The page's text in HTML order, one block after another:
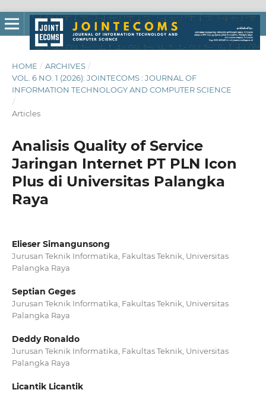
HOME / ARCHIVES /
VOL. 6 NO. 1 (2026): JOINTECOMS : JOURNAL OF
INFORMATION TECHNOLOGY AND COMPUTER SCIENCE
/
Articles
Analisis Quality of Service
Jaringan Internet PT PLN Icon
Plus di Universitas Palangka
Raya
Elieser Simangunsong
Jurusan Teknik Informatika, Fakultas Teknik, Universitas
Palangka Raya
Septian Geges
Jurusan Teknik Informatika, Fakultas Teknik, Universitas
Palangka Raya
Deddy Ronaldo
Jurusan Teknik Informatika, Fakultas Teknik, Universitas
Palangka Raya
Licantik Licantik